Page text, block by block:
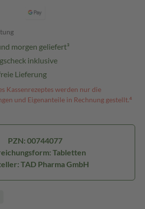
morgen geliefert³
inklusive
Lieferung
Kassenrezeptes werden nur die
und Eigenanteile in Rechnung gestellt.⁴
PZN: 00744077
Tabletten
TAD Pharma GmbH